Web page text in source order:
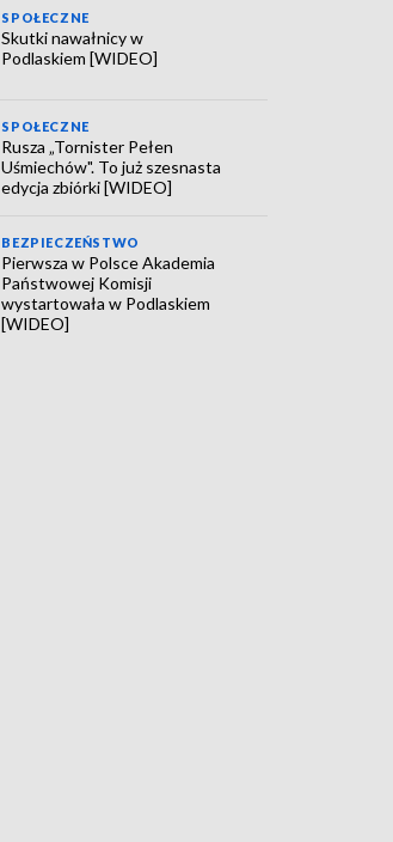
SPOŁECZNE
Skutki nawałnicy w
Podlaskiem [WIDEO]
SPOŁECZNE
Rusza „Tornister Pełen
Uśmiechów". To już szesnasta
edycja zbiórki [WIDEO]
BEZPIECZEŃSTWO
Pierwsza w Polsce Akademia
Państwowej Komisji
wystartowała w Podlaskiem
[WIDEO]